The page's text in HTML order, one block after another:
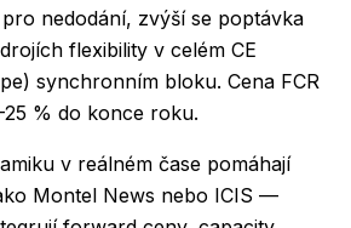
nedodání, zvýší se poptávka
flexibility v celém CE
synchronním bloku. Cena FCR
% do konce roku.
v reálném čase pomáhají
Montel News nebo ICIS —